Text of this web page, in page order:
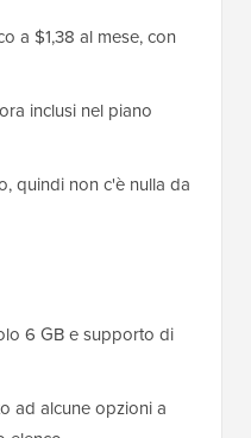
a $1,38 al mese, con
inclusi nel piano
quindi non c'è nulla da
6 GB e supporto di
ad alcune opzioni a